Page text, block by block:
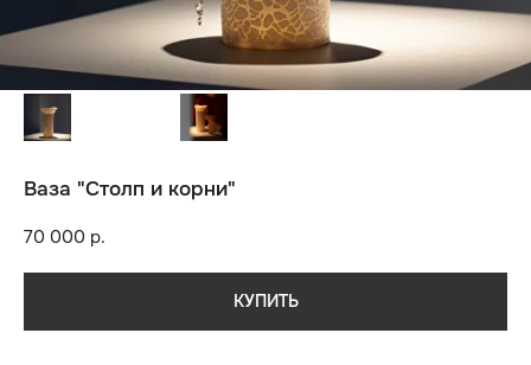
Ваза "Столп и корни"
70 000 р.
КУПИТЬ